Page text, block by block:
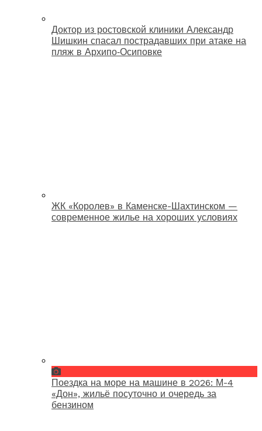
Доктор из ростовской клиники Александр
Шишкин спасал пострадавших при атаке на
пляж в Архипо‑Осиповке
ЖК «Королев» в Каменске-Шахтинском —
современное жилье на хороших условиях
Поездка на море на машине в 2026: М-4
«Дон», жильё посуточно и очередь за
бензином